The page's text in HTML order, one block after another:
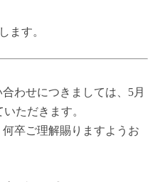
ます。
わせにつきましては、5月
ただきます。
卒ご理解賜りますようお